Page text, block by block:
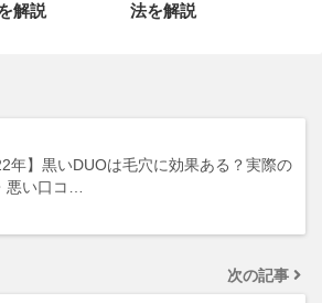
解説
法を解説
年】黒いDUOは毛穴に効果ある？実際の
悪い口コ…
次の記事